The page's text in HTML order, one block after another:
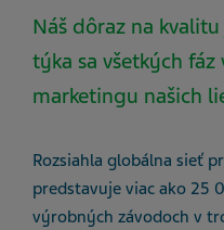
Náš dôraz na
týka sa všetkých
marketingu našich
Rozsiahla globálna sieť
predstavuje viac ako 25
výrobných závodoch v